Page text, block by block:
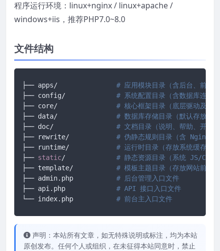
程序运行环境：linux+nginx / linux+apache /
windows+iis，推荐PHP7.0~8.0
文件结构
# 应用模块目录（含后台、前台
# 系统配置目录（含数据库连接
# 核心框架目录（底层驱动及框
# 数据库存储目录（默认存放
# 文档目录（说明、帮助、开发
# 伪静态规则目录（含 Nginx/
# 运行时目录（存放系统缓存、
├── static
# 静态资源目录（系统 JS/CSS
# 模板主题目录（存放网站前端
# 后台管理入口文件
# API 接口入口文件
# 前台主入口文件
声明：本站所有文章，如无特殊说明或标注，均为本站
原创发布。任何个人或组织，在未征得本站同意时，禁止